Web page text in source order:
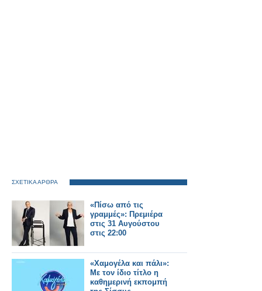
ΣΧΕΤΙΚΑ ΑΡΘΡΑ
«Πίσω από τις
γραμμές»: Πρεμιέρα
στις 31 Αυγούστου
στις 22:00
«Χαμογέλα και πάλι»:
Με τον ίδιο τίτλο η
καθημερινή εκπομπή